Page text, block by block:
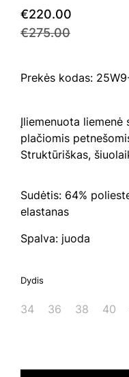
€220.00
€275.00
Prekės kodas:
Įliemenuota
plačiomis
Struktūriškas,
Sudėtis: 64%
elastanas
Spalva: juoda
Dydis
34 36 38 40